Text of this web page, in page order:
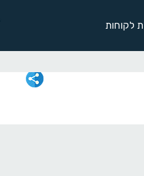
לקוחות